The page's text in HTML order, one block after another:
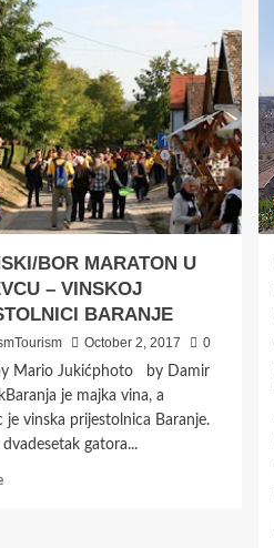
GRADA
OSIJEKA“
U
FABRIQUE
BEER
&
GRILLU
BOR MARATON U
– VINSKOJ
BARANJE
October 2, 2017
0
Mario Jukićphoto by Damir
je majka vina, a
je vinska prijestolnica Baranje.
gatora...
Read